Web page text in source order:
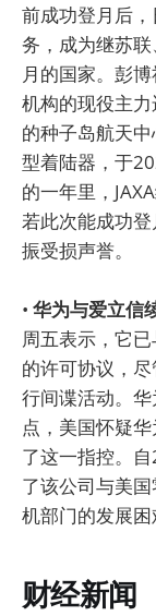
前成功登月后
务，成为继苏
月的国家。彭
机构的现役主
的种子岛航天
型着陆器，于
的一年里，
若此次能成功
振受损声誉。
• 华为与爱立信
周五表示，它
的许可协议，
行间谍活动。
点，美国怀疑
了这一指控。
了该公司与美
机部门的发展困
财经新闻